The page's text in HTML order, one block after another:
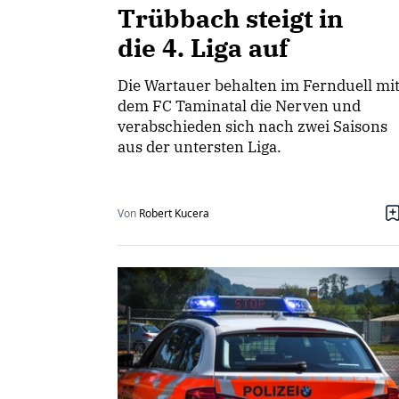
Trübbach steigt in
die 4. Liga auf
Die Wartauer behalten im Fernduell mit
dem FC Taminatal die Nerven und
verabschieden sich nach zwei Saisons
aus der untersten Liga.
Von Robert Kucera